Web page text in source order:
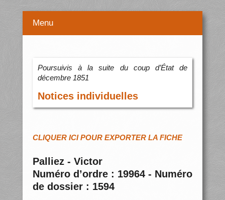
Menu
Poursuivis à la suite du coup d’État de
décembre 1851
Notices individuelles
CLIQUER ICI POUR EXPORTER LA FICHE
Palliez - Victor
Numéro d’ordre : 19964 - Numéro
de dossier : 1594